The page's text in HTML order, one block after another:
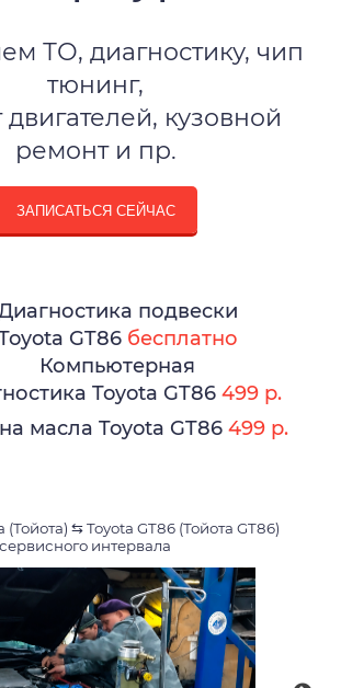
ТО, диагностику, чип
тюнинг,
кузовной
ремонт и пр.
ЗАПИСАТЬСЯ СЕЙЧАС
подвески
GT86 бесплатно
Компьютерная
Toyota GT86 499 р.
масла Toyota GT86 499 р.
(Тойота) ⇆Toyota GT86 (Тойота GT86)
интервала